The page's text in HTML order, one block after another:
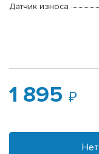
Датчик износа
1 895
Нет